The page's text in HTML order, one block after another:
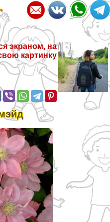
экраном, на
картинку